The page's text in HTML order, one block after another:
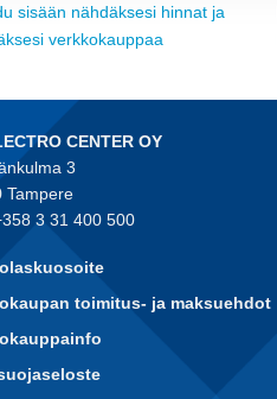
sisään nähdäksesi hinnat ja
verkkokauppaa
CENTER OY
3
Tampere
3 31 400 500
toimitus- ja maksuehdot